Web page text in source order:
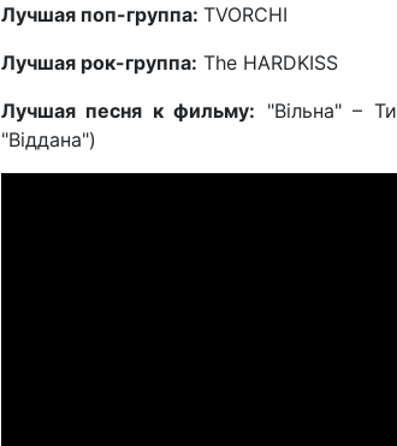
Лучшая поп-группа: TVORCHI
Лучшая рок-группа: The HARDKISS
Лучшая песня к фильму: "Вільна" –
"Віддана")